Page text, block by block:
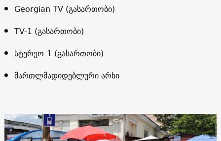
Georgian TV (გასართობი)
TV-1 (გასართობი)
სტერეო-1 (გასართობი)
მართლმადიდებლური არხი